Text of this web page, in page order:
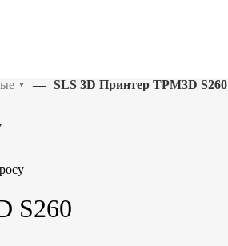
▼ — SLS 3D Принтер TPM3D S260
S260